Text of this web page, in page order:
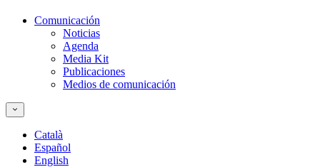
Comunicación
Noticias
Agenda
Media Kit
Publicaciones
Medios de comunicación
Català
Español
English